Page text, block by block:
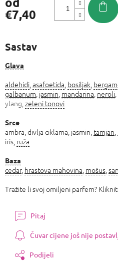
€7,40
Sastav
Glava
aldehidi asafoetida bosiljak
galbanum jasmin mandarina neroli
ylang, zeleni tonovi
Srce
ambra, divlja ciklama, jasmin, tamjan
iris, ruža
Baza
cedar, hrastova mahovina mošus
Tražite li svoj omiljeni parfem?
Pitaj
Čuvar cijene još nije
Podijeli